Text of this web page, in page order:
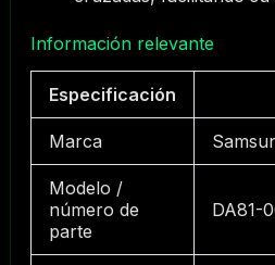
Información relevante
Especificación
Marca
Modelo /
número de
parte
DA81-